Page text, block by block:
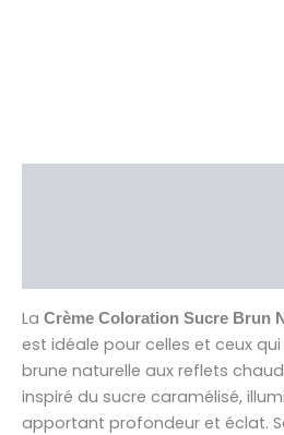
La Crème Coloration Sucre Brun
est idéale pour celles et ceux
brune naturelle aux reflets
inspiré du sucre caramélisé,
apportant profondeur et éclat.